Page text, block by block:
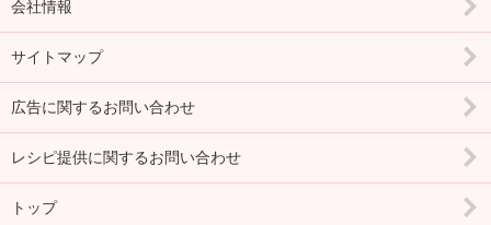
会社情報
サイトマップ
広告に関するお問い合わせ
レシピ提供に関するお問い合わせ
トップ